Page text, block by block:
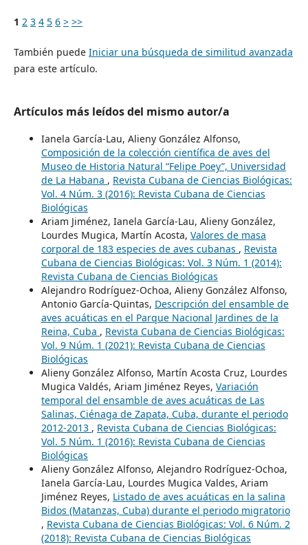
1 2 3 4 5 6 > >>
También puede Iniciar una búsqueda de similitud avanzada
para este artículo.
Artículos más leídos del mismo autor/a
Ianela García-Lau, Alieny González Alfonso,
Composición de la colección científica de aves del
Museo de Historia Natural “Felipe Poey”, Universidad
de La Habana , Revista Cubana de Ciencias Biológicas:
Vol. 4 Núm. 3 (2016): Revista Cubana de Ciencias
Biológicas
Ariam Jiménez, Ianela García-Lau, Alieny González,
Lourdes Mugica, Martín Acosta, Valores de masa
corporal de 183 especies de aves cubanas , Revista
Cubana de Ciencias Biológicas: Vol. 3 Núm. 1 (2014):
Revista Cubana de Ciencias Biológicas
Alejandro Rodríguez-Ochoa, Alieny González Alfonso,
Antonio García-Quintas, Descripción del ensamble de
aves acuáticas en el Parque Nacional Jardines de la
Reina, Cuba , Revista Cubana de Ciencias Biológicas:
Vol. 9 Núm. 1 (2021): Revista Cubana de Ciencias
Biológicas
Alieny González Alfonso, Martín Acosta Cruz, Lourdes
Mugica Valdés, Ariam Jiménez Reyes, Variación
temporal del ensamble de aves acuáticas de Las
Salinas, Ciénaga de Zapata, Cuba, durante el periodo
2012-2013 , Revista Cubana de Ciencias Biológicas:
Vol. 5 Núm. 1 (2016): Revista Cubana de Ciencias
Biológicas
Alieny González Alfonso, Alejandro Rodríguez-Ochoa,
Ianela García-Lau, Lourdes Mugica Valdes, Ariam
Jiménez Reyes, Listado de aves acuáticas en la salina
Bidos (Matanzas, Cuba) durante el periodo migratorio
, Revista Cubana de Ciencias Biológicas: Vol. 6 Núm. 2
(2018): Revista Cubana de Ciencias Biológicas